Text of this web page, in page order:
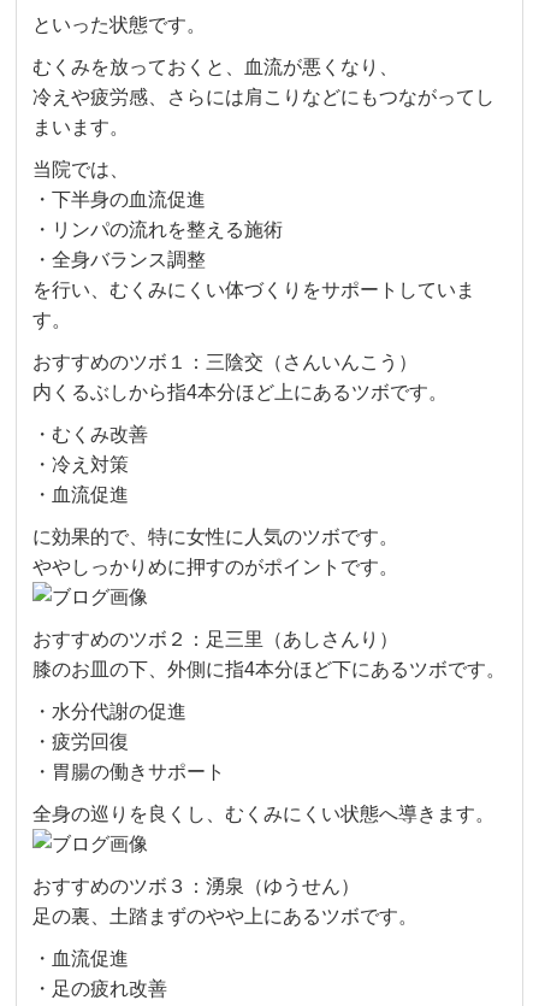
といった状態です。
むくみを放っておくと、血流が悪くなり、
冷えや疲労感、さらには肩こりなどにもつながってし
まいます。
当院では、
・下半身の血流促進
・リンパの流れを整える施術
・全身バランス調整
を行い、むくみにくい体づくりをサポートしていま
す。
おすすめのツボ１：三陰交（さんいんこう）
内くるぶしから指4本分ほど上にあるツボです。
・むくみ改善
・冷え対策
・血流促進
に効果的で、特に女性に人気のツボです。
ややしっかりめに押すのがポイントです。
おすすめのツボ２：足三里（あしさんり）
膝のお皿の下、外側に指4本分ほど下にあるツボです。
・水分代謝の促進
・疲労回復
・胃腸の働きサポート
全身の巡りを良くし、むくみにくい状態へ導きます。
おすすめのツボ３：湧泉（ゆうせん）
足の裏、土踏まずのやや上にあるツボです。
・血流促進
・足の疲れ改善